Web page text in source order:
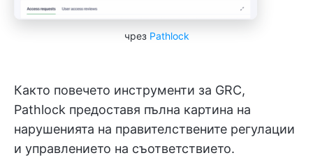
чрез Pathlock
Както повечето инструменти за GRC,
Pathlock предоставя пълна картина на
нарушенията на правителствените регулации
и управлението на съответствието.